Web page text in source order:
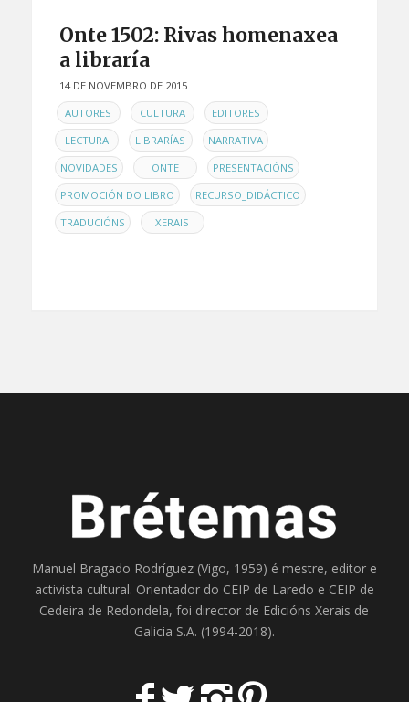
Onte 1502: Rivas homenaxea
a libraría
14 DE NOVEMBRO DE 2015
EN AUTORES , CULTURA , EDITORES ,
LECTURA , LIBRARÍAS , NARRATIVA ,
NOVIDADES , ONTE , PRESENTACIÓNS ,
PROMOCIÓN DO LIBRO , RECURSO_DIDÁCTICO ,
TRADUCIÓNS , XERAIS
Manuel Bragado Rodríguez (Vigo, 1959) é mestre, editor e
activista cultural. Orientador do CEIP de Laredo e CEIP de
Cedeira de Redondela, foi director de Edicións Xerais de
Galicia S.A. (1994-2018).